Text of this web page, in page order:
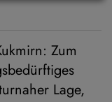
Zum
Lage,